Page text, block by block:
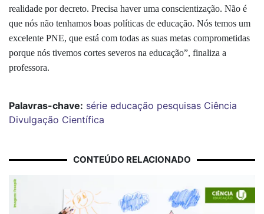
realidade por decreto. Precisa haver uma conscientização. Não é
que nós não tenhamos boas políticas de educação. Nós temos um
excelente PNE, que está com todas as suas metas comprometidas
porque nós tivemos cortes severos na educação”, finaliza a
professora.
Palavras-chave: série educação pesquisas Ciência
Divulgação Científica
CONTEÚDO RELACIONADO